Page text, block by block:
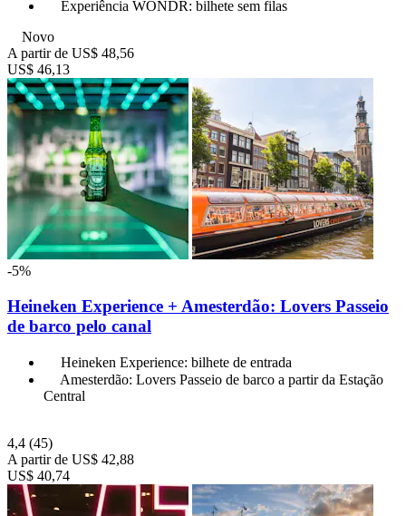
Experiência WONDR: bilhete sem filas
Novo
A partir de US$ 48,56
US$ 46,13
-5%
Heineken Experience + Amesterdão: Lovers Passeio
de barco pelo canal
Heineken Experience: bilhete de entrada
Amesterdão: Lovers Passeio de barco a partir da Estação
Central
4,4 (45)
A partir de US$ 42,88
US$ 40,74